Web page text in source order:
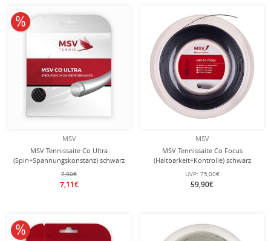
MSV
MSV Tennissaite Co Ultra
(Spin+Spannungskonstanz) schwarz
12m Set
7,90€
7,11€
10% reduziert
MSV
MSV Tennissaite Co Focus
(Haltbarkeit+Kontrolle) schwarz
200m Rolle
UVP: 75,00€
59,90€
10% reduziert